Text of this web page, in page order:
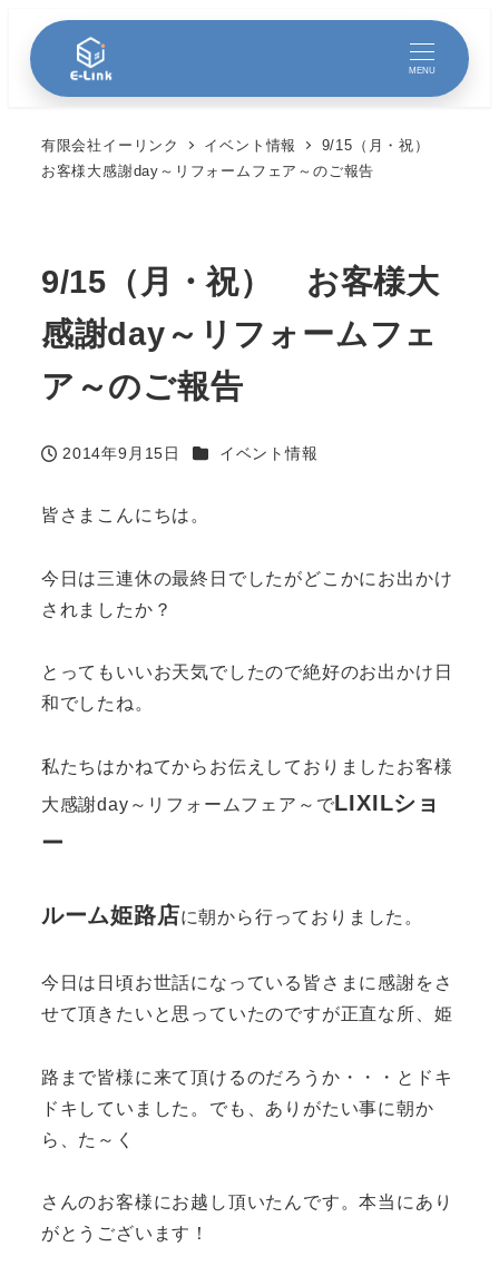
MENU
有限会社イーリンク イベント情報
9/15（月・祝）
お客様大感謝day～リフォームフェア～のご報告
9/15（月・祝） お客様大
感謝day～リフォームフェ
ア～のご報告
投稿日
2014年9月15日 カテゴリー
イベント情報
皆さまこんにちは。
今日は三連休の最終日でしたがどこかにお出かけ
されましたか？
とってもいいお天気でしたので絶好のお出かけ日
和でしたね。
私たちはかねてからお伝えしておりましたお客様
大感謝day～リフォームフェア～でLIXILショ
ー
ルーム姫路店に朝から行っておりました。
今日は日頃お世話になっている皆さまに感謝をさ
せて頂きたいと思っていたのですが正直な所、姫
路まで皆様に来て頂けるのだろうか・・・とドキ
ドキしていました。でも、ありがたい事に朝か
ら、た～く
さんのお客様にお越し頂いたんです。本当にあり
がとうございます！